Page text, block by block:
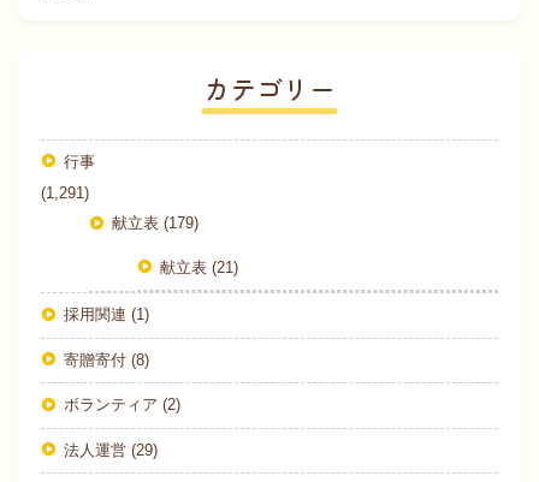
カテゴリー
行事
(1,291)
献立表 (179)
献立表 (21)
採用関連 (1)
寄贈寄付 (8)
ボランティア (2)
法人運営 (29)